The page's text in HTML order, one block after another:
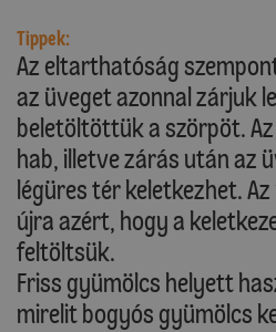
Tippek:
Az eltarthatóság
az üveget azonnal zárjuk
beletöltöttük a szörpöt.
hab, illetve zárás után az
légüres tér keletkezhet.
újra azért, hogy a
feltöltsük.
Friss gyümölcs helyett
mirelit bogyós gyümölcs